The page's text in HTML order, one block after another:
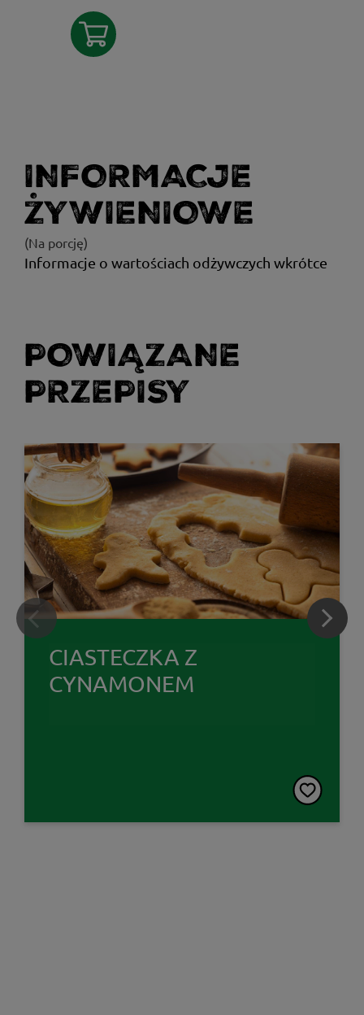
INFORMACJE
ŻYWIENIOWE
(Na porcję)
Informacje o wartościach odżywczych wkrótce
POWIĄZANE
PRZEPISY
CIASTECZKA Z
CYNAMONEM